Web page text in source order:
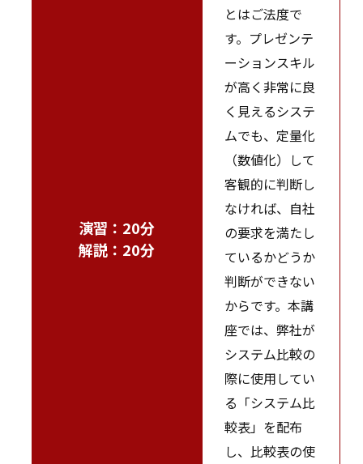
演習：20分
解説：20分
とはご法度で
す。プレゼンテ
ーションスキル
が高く非常に良
く見えるシステ
ムでも、定量化
（数値化）して
客観的に判断し
なければ、自社
の要求を満たし
ているかどうか
判断ができない
からです。本講
座では、弊社が
システム比較の
際に使用してい
る「システム比
較表」を配布
し、比較表の使